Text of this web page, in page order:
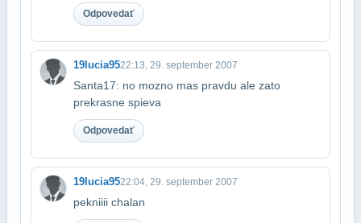
Odpovedať
19lucia9522:13, 29. september 2007
Santa17: no mozno mas pravdu ale zato
prekrasne spieva
Odpovedať
19lucia9522:04, 29. september 2007
pekniiii chalan